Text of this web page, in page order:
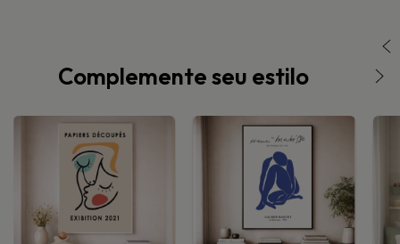
Complemente seu estilo